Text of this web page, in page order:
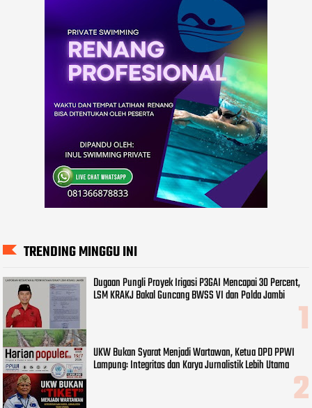
TRENDING MINGGU INI
Dugaan Pungli Proyek Irigasi P3GAI Mencapai 30 Percent,
LSM KRAKJ Bakal Guncang BWSS VI dan Polda Jambi
UKW Bukan Syarat Menjadi Wartawan, Ketua DPD PPWI
Lampung: Integritas dan Karya Jurnalistik Lebih Utama